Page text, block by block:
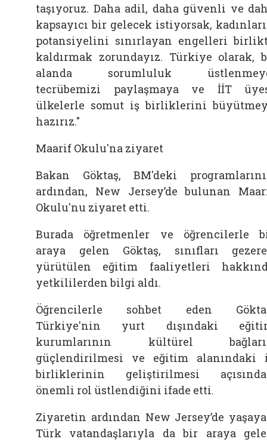
taşıyoruz. Daha adil, daha güvenli ve
kapsayıcı bir gelecek istiyorsak,
potansiyelini sınırlayan engelleri
kaldırmak zorundayız. Türkiye olarak,
alanda sorumluluk
tecrübemizi paylaşmaya ve İİT
ülkelerle somut iş birliklerini
hazırız."
Maarif Okulu'na ziyaret
Bakan Göktaş, BM'deki
ardından, New Jersey’de bulunan
Okulu'nu ziyaret etti.
Burada öğretmenler ve öğrencilerle
araya gelen Göktaş, sınıfları
yürütülen eğitim faaliyetleri
yetkililerden bilgi aldı.
Öğrencilerle sohbet eden
Türkiye'nin yurt dışındaki
kurumlarının kültürel
güçlendirilmesi ve eğitim alanındaki
birliklerinin geliştirilmesi
önemli rol üstlendiğini ifade etti.
Ziyaretin ardından New Jersey’de
Türk vatandaşlarıyla da bir araya